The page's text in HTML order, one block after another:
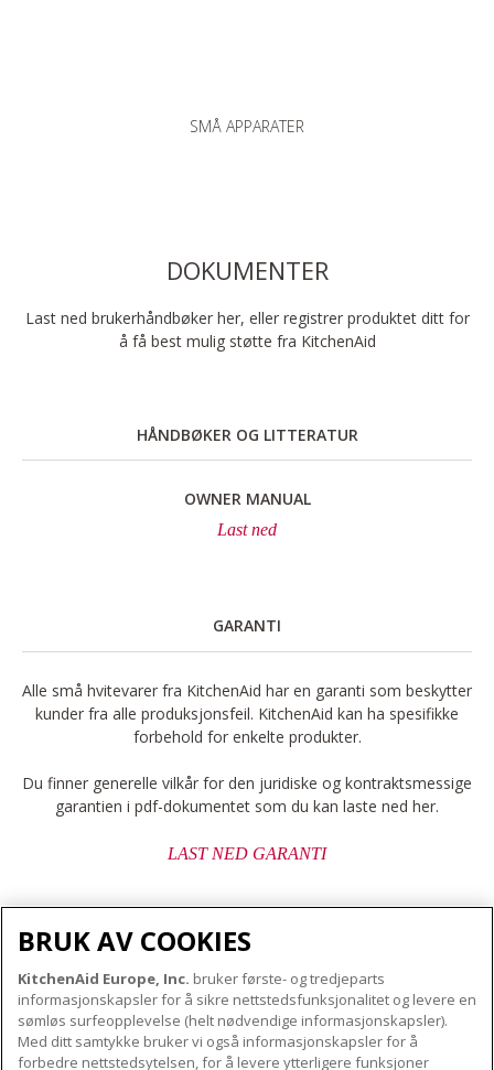
SMÅ APPARATER
DOKUMENTER
Last ned brukerhåndbøker her, eller registrer produktet ditt for
å få best mulig støtte fra KitchenAid
HÅNDBØKER OG LITTERATUR
OWNER MANUAL
Last ned
GARANTI
Alle små hvitevarer fra KitchenAid har en garanti som beskytter
kunder fra alle produksjonsfeil. KitchenAid kan ha spesifikke
forbehold for enkelte produkter.
Du finner generelle vilkår for den juridiske og kontraktsmessige
garantien i pdf-dokumentet som du kan laste ned her.
LAST NED GARANTI
OM KITCHENAID
Merkets kjerne
Merkehistorie
VÅRE PRODUKTER
BRUK AV COOKIES
KitchenAid Europe, Inc. bruker første- og tredjeparts
informasjonskapsler for å sikre nettstedsfunksjonalitet og levere en
sømløs surfeopplevelse (helt nødvendige informasjonskapsler).
Med ditt samtykke bruker vi også informasjonskapsler for å
forbedre nettstedsytelsen, for å levere ytterligere funksjoner